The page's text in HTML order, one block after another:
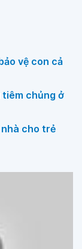
vệ con cả
tiêm chủng ở
cho trẻ